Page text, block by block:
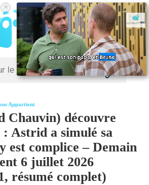
Appartient
Chauvin) découvre
: Astrid a simulé sa
est complice – Demain
6 juillet 2026
résumé complet)
×